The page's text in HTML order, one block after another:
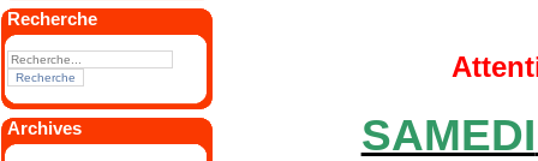
Recherche
Archives SAMEDI